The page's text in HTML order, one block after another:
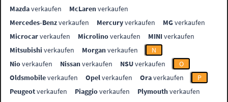
Mazdaverkaufen McLarenverkaufen
Mercedes-Benzverkaufen Mercuryverkaufen MGverkaufen
Microcarverkaufen Microlinoverkaufen MINIverkaufen
Mitsubishi verkaufen Morganverkaufen
N
Nioverkaufen Nissanverkaufen NSUverkaufen
O
Oldsmobileverkaufen Opelverkaufen Oraverkaufen
P
Peugeotverkaufen Piaggioverkaufen Plymouthverkaufen